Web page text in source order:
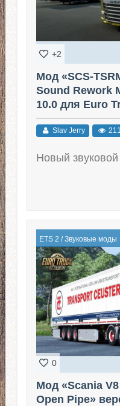
+2
Мод «SCS-
Sound Rework
10.0 для Euro
(v1.50.x)
Slav Jerry
Новый
ETS 2 /Звуковые моды
0
Мод «Scania
Open Pipe»